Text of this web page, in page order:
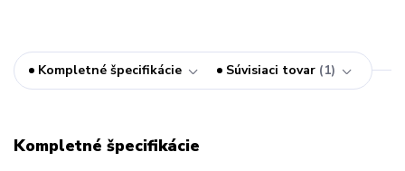
Kompletné špecifikácie Súvisiaci tovar 1
Kompletné špecifikácie